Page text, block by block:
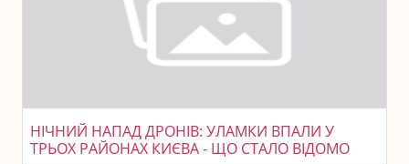
НІЧНИЙ НАПАД ДРОНІВ: УЛАМКИ ВПАЛИ У
ТРЬОХ РАЙОНАХ КИЄВА - ЩО СТАЛО ВІДОМО